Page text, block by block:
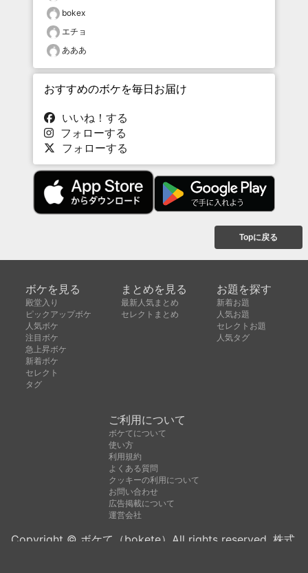
bokex
エチョ
あああ
おすすめのボケを毎日お届け
いいね！する
フォローする
フォローする
Topに戻る
ボケを見る
殿堂入り
ピックアップボケ
人気ボケ
注目ボケ
急上昇ボケ
新着ボケ
セレクト
タグ
まとめを見る
最新人気まとめ
セレクトまとめ
お題を探す
新着お題
人気お題
セレクトお題
人気タグ
ご利用について
ボケてについて
使い方
利用規約
よくある質問
クッキーの利用について
お問い合わせ
広告掲載について
運営会社
Copyright © ボケて（bokete）All rights reserved. 株式